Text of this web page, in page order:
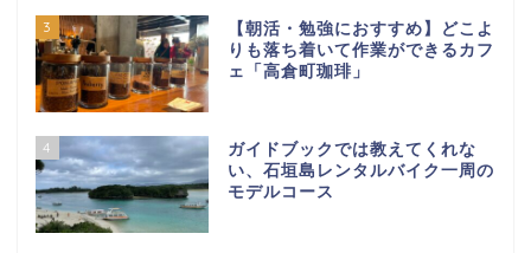
3
【朝活・勉強におすすめ】どこよ
りも落ち着いて作業ができるカフ
ェ「高倉町珈琲」
4
ガイドブックでは教えてくれな
い、石垣島レンタルバイク一周の
モデルコース